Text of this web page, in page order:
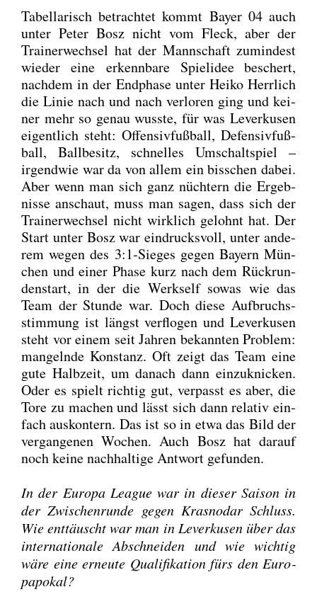
Tabel­la­risch betrach­tet kommt Bay­er 04 auch
unter Peter Bosz nicht vom Fleck, aber der
Trai­ner­wech­sel hat der Mann­schaft zumin­dest
wie­der eine erkenn­ba­re Spiel­idee beschert,
nach­dem in der End­pha­se unter Hei­ko Herr­lich
die Linie nach und nach ver­lo­ren ging und kei­
ner mehr so genau wuss­te, für was Lever­ku­sen
eigent­lich steht: Offen­siv­fuß­ball, Defen­siv­fuß­
ball, Ball­be­sitz, schnel­les Umschalt­spiel –
irgend­wie war da von allem ein biss­chen dabei.
Aber wenn man sich ganz nüch­tern die Ergeb­
nis­se anschaut, muss man sagen, dass sich der
Trai­ner­wech­sel nicht wirk­lich gelohnt hat. Der
Start unter Bosz war ein­drucks­voll, unter ande­
rem wegen des 3:1‑Sieges gegen Bay­ern Mün­
chen und einer Pha­se kurz nach dem Rück­run­
den­start, in der die Werks­elf sowas wie das
Team der Stun­de war. Doch die­se Auf­bruchs­
stim­mung ist längst ver­flo­gen und Lever­ku­sen
steht vor einem seit Jah­ren bekann­ten Pro­blem:
man­geln­de Kon­stanz. Oft zeigt das Team eine
gute Halb­zeit, um danach dann ein­zu­kni­cken.
Oder es spielt rich­tig gut, ver­passt es aber, die
Tore zu machen und lässt sich dann rela­tiv ein­
fach aus­kon­tern. Das ist so in etwa das Bild der
ver­gan­ge­nen Wochen. Auch Bosz hat dar­auf
noch kei­ne nach­hal­ti­ge Ant­wort gefun­den.
In der Euro­pa League war in die­ser Sai­son in
der Zwi­schen­run­de gegen Kras­no­dar Schluss.
Wie ent­täuscht war man in Lever­ku­sen über das
inter­na­tio­na­le Abschnei­den und wie wich­tig
wäre eine erneu­te Qua­li­fi­ka­ti­on fürs den Euro­
pa­po­kal?